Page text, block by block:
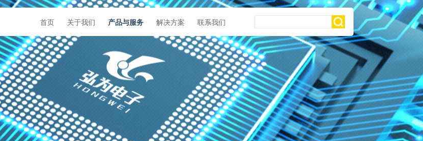
首页 关于我们 产品与服务 解决方案 联系我们